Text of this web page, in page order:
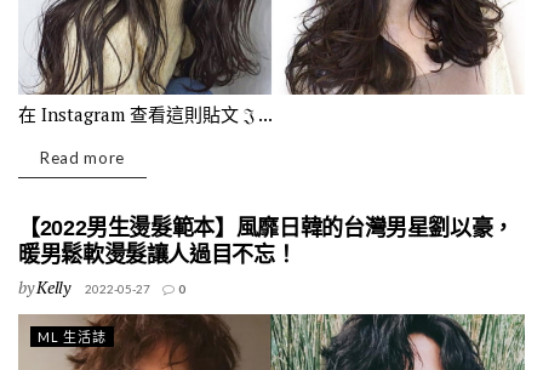
在 Instagram 查看這則貼文 𝔍 ...
Read more
【2022男生燙髮範本】風靡日韓的台灣男星劉以豪，
暖男鬆軟燙髮讓人過目不忘！
byKelly 2022-05-27 0
ML 生活誌